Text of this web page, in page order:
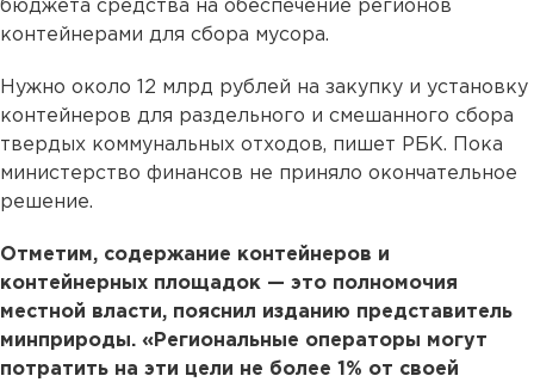
бюджета средства на обеспечение регионов
контейнерами для сбора мусора.
Нужно около 12 млрд рублей на закупку и установку
контейнеров для раздельного и смешанного сбора
твердых коммунальных отходов, пишет РБК. Пока
министерство финансов не приняло окончательное
решение.
Отметим, содержание контейнеров и
контейнерных площадок — это полномочия
местной власти, пояснил изданию представитель
минприроды. «Региональные операторы могут
потратить на эти цели не более 1% от своей